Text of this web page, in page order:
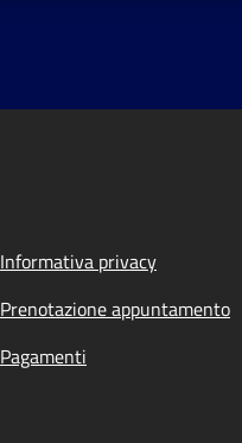
Informativa privacy
Prenotazione appuntamento
Pagamenti